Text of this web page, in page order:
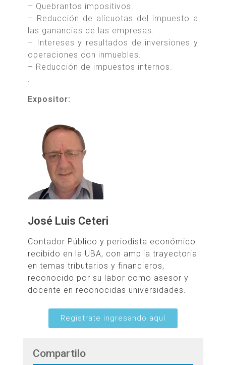
– Quebrantos impositivos.
– Reducción de alícuotas del impuesto a
las ganancias de las empresas.
– Intereses y resultados de inversiones y
operaciones con inmuebles.
– Reducción de impuestos internos.
.
Expositor:
José Luis Ceteri
Contador Público y periodista económico
recibido en la UBA, con amplia trayectoria
en temas tributarios y financieros,
reconocido por su labor como asesor y
docente en reconocidas universidades.
Registrate ingresando aquí
Compartilo